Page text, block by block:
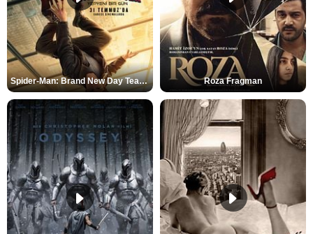
Spider-Man: Brand New Day Teaser Roza Fragman